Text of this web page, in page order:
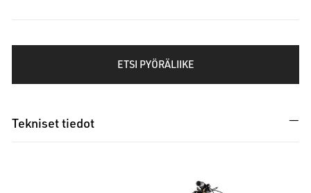
ETSI PYÖRÄLIIKE
Tekniset tiedot